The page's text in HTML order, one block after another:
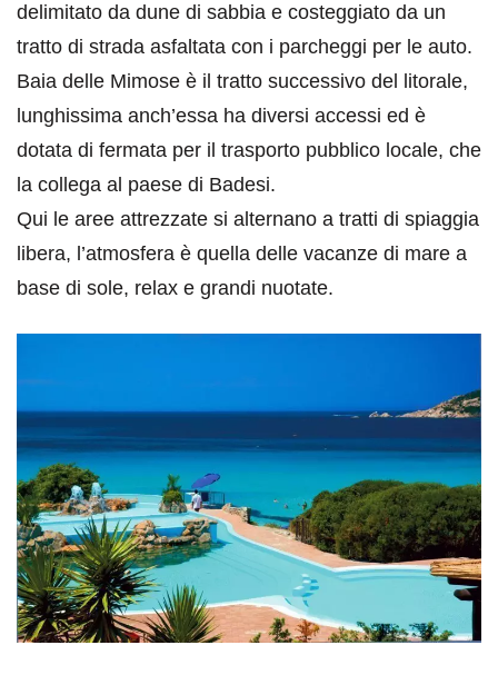
delimitato da dune di sabbia e costeggiato da un
tratto di strada asfaltata con i parcheggi per le auto.
Baia delle Mimose è il tratto successivo del litorale,
lunghissima anch’essa ha diversi accessi ed è
dotata di fermata per il trasporto pubblico locale, che
la collega al paese di Badesi.
Qui le aree attrezzate si alternano a tratti di spiaggia
libera, l’atmosfera è quella delle vacanze di mare a
base di sole, relax e grandi nuotate.